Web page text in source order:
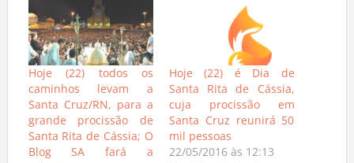
Hoje (22) todos os
caminhos levam a
Santa Cruz/RN, para a
grande procissão de
Santa Rita de Cássia; O
Blog SA fará a
Hoje (22) é Dia de
Santa Rita de Cássia,
cuja procissão em
Santa Cruz reunirá 50
mil pessoas
22/05/2016 às 12:13